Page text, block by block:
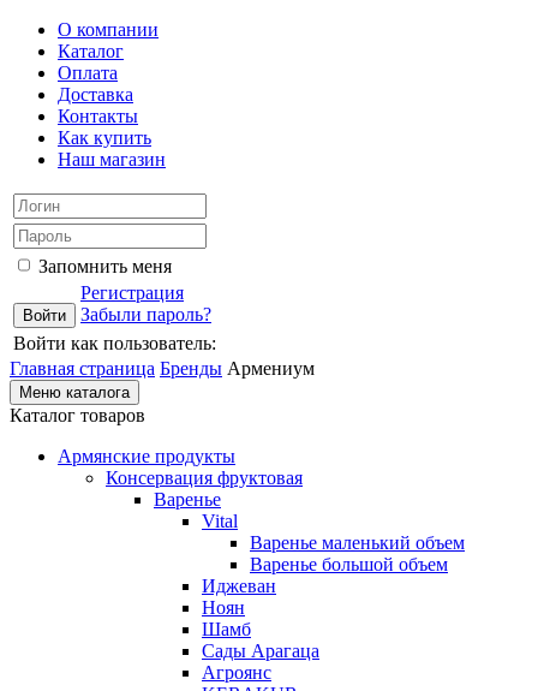
О компании
Каталог
Оплата
Доставка
Контакты
Как купить
Наш магазин
Запомнить меня
Регистрация
Забыли пароль?
Войти как пользователь:
Главная страница Бренды Армениум
Меню каталога
Каталог товаров
Армянские продукты
Консервация фруктовая
Варенье
Vital
Варенье маленький объем
Варенье большой объем
Иджеван
Ноян
Шамб
Сады Арагаца
Агроянс